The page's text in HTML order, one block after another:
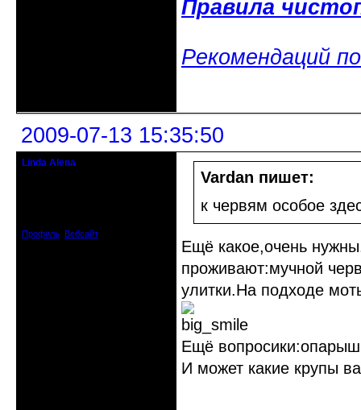
Правила
Рекомендаций
2009-07-13 15:35:50
Linda Alena
Профиль Вебсайт
Vardan пишет:
к червям особое
Ещё какое,очень
проживают:мучной
улитки.На подходе
Ещё
И может какие крупы